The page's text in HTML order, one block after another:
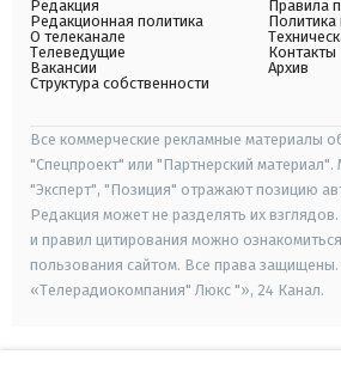
Редакция
Редакционная политика
О телеканале
Телеведущие
Вакансии
Структура собственности
Правила
Контакты
Архив
Все коммерческие рекламные материалы
"Спецпроект" или "Партнерский
"Эксперт", "Позиция" отражают позицию
Редакция может не разделять их
и правил цитирования можно
пользования сайтом. Все права
«Телерадиокомпания" Люкс "», 24 Канал.